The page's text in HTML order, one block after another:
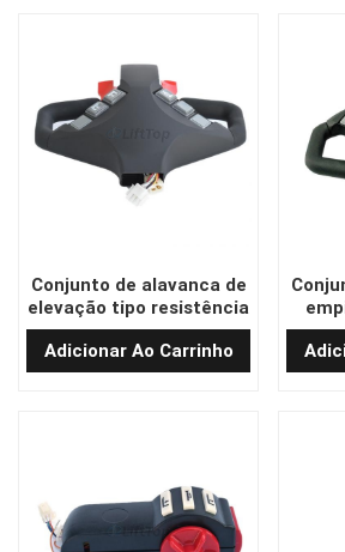
Conjunto de alavanca de
elevação tipo resistência
para empilhadeira
elétrica MIMA
Adicionar Ao Carrinho